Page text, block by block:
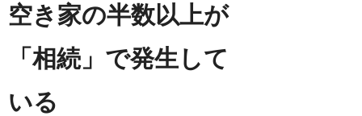
空き家の半数以上が
「相続」で発生して
いる